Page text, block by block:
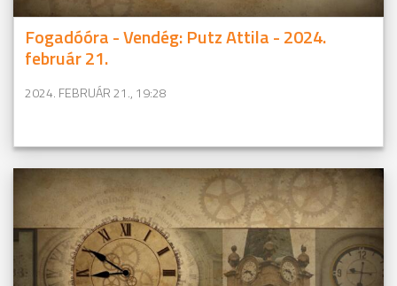
Fogadóóra - Vendég: Putz Attila - 2024.
február 21.
2024. FEBRUÁR 21., 19:28